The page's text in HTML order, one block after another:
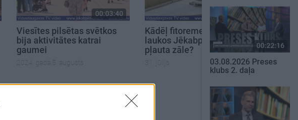
00:03:40
Viesītes pilsētas svētkos
bija aktivitātes katrai
gaumei
2024. gada 5. augusts
00:02:02
Kādēļ fitoremediācijas
laukos Jēkabpilī netiek
pļauta zāle?
31. jūlijs
SKATĪT VISUS
00:22:16
03.08.2026 Preses
klubs 2. daļa